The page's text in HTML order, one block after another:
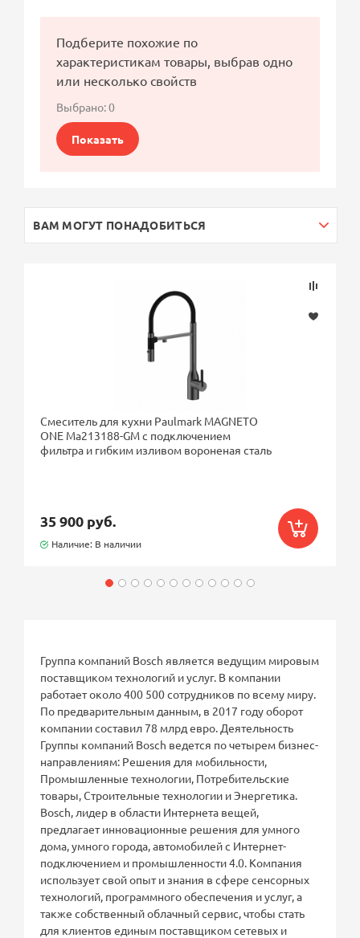
Подберите похожие по
характеристикам товары, выбрав одно
или несколько свойств
Выбрано:0
Показать
ВАМ МОГУТ ПОНАДОБИТЬСЯ
Смеситель для кухни Paulmark MAGNETO
ONE Ma213188-GM с подключением
фильтра и гибким изливом вороненая сталь
35 900 руб.
Наличие: В наличии
Группа компаний Bosch является ведущим мировым
поставщиком технологий и услуг. В компании
работает около 400 500 сотрудников по всему миру.
По предварительным данным, в 2017 году оборот
компании составил 78 млрд евро. Деятельность
Группы компаний Bosch ведется по четырем бизнес-
направлениям: Решения для мобильности,
Промышленные технологии, Потребительские
товары, Строительные технологии и Энергетика.
Bosch, лидер в области Интернета вещей,
предлагает инновационные решения для умного
дома, умного города, автомобилей с Интернет-
подключением и промышленности 4.0. Компания
использует свой опыт и знания в сфере сенсорных
технологий, программного обеспечения и услуг, а
также собственный облачный сервис, чтобы стать
для клиентов единым поставщиком сетевых и